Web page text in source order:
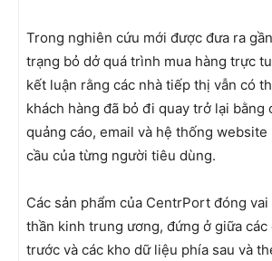
Trong nghiên cứu mới được đưa ra
trạng bỏ dở quá trình mua hàng trực
kết luận rằng các nhà tiếp thị vẫn có
khách hàng đã bỏ đi quay trở lại bằng
quảng cáo, email và hệ thống
cầu của từng người tiêu dùng.
Các sản phẩm của CentrPort đóng
thần kinh trung ương, đứng ở giữa các
trước và các kho dữ liệu phía sau và